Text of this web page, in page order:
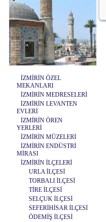
İZMİRİN ÖZEL
MEKANLARI
İZMİRİN MEDRESELERİ
İZMİRİN LEVANTEN
EVLERİ
İZMİRİN ÖREN
YERLERİ
İZMİRİN MÜZELERİ
İZMİRİN ENDÜSTRİ
MİRASI
İZMİRİN İLÇELERİ
URLA İLÇESİ
TORBALI İLÇESİ
TİRE İLÇESİ
SELÇUK İLÇESİ
SEFERİHİSAR İLÇESİ
ÖDEMİŞ İLÇESİ